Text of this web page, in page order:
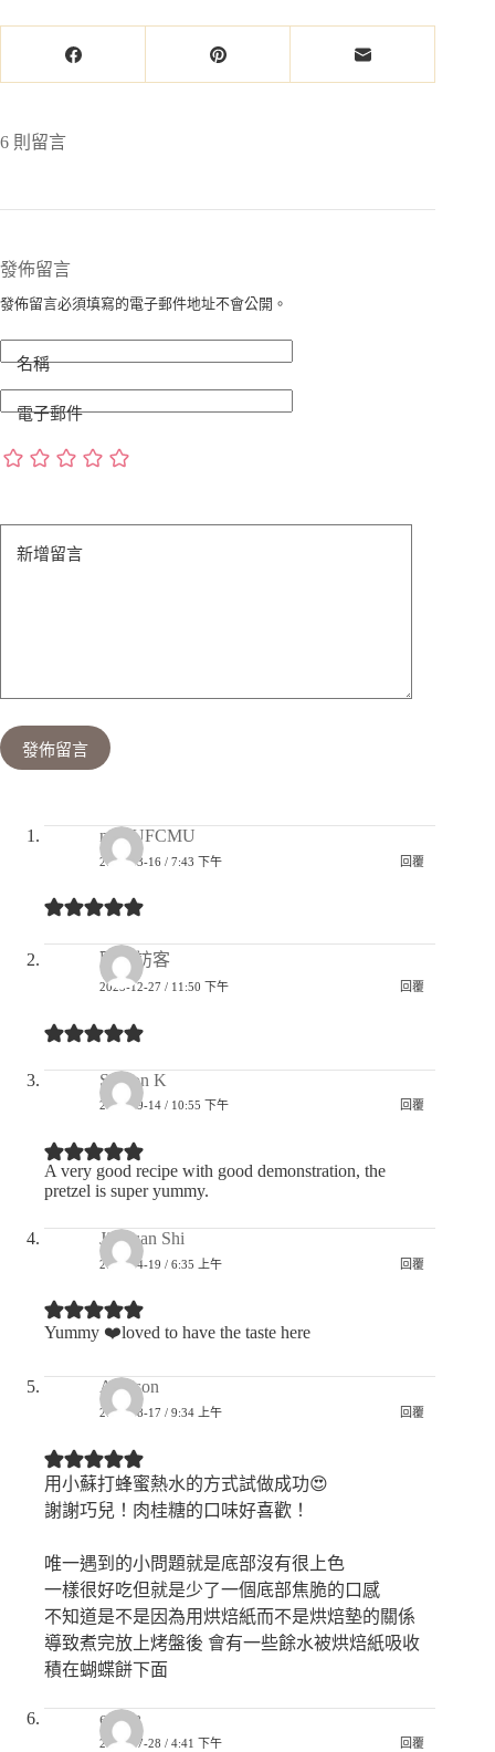
6 則留言
發佈留言
發佈留言必須填寫的電子郵件地址不會公開。
名稱
電子郵件
新增留言
發佈留言
ncMUFCMU
2026-03-16 / 7:43 下午 回覆
匿名訪客
2025-12-27 / 11:50 下午 回覆
Sharon K
2025-09-14 / 10:55 下午 回覆
A very good recipe with good demonstration, the
pretzel is super yummy.
JieKuan Shi
2025-04-19 / 6:35 上午 回覆
Yummy ❤️loved to have the taste here
Addison
2024-08-17 / 9:34 上午 回覆
用小蘇打蜂蜜熱水的方式試做成功😍
謝謝巧兒！肉桂糖的口味好喜歡！
唯一遇到的小問題就是底部沒有很上色
一樣很好吃但就是少了一個底部焦脆的口感
不知道是不是因為用烘焙紙而不是烘焙墊的關係
導致煮完放上烤盤後 會有一些餘水被烘焙紙吸收
積在蝴蝶餅下面
emma
2024-07-28 / 4:41 下午 回覆